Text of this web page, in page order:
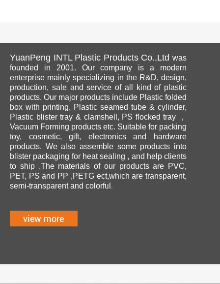
YuanPeng INTL Plastic Products Co.,Ltd was
founded in 2001. Our company is a modern
enterprise mainly specializing in the R&D, design,
production, sale and service of all kind of plastic
products. Our major products include Plastic folded
box with printing, Plastic seamed tube & cylinder,
Plastic blister tray & clamshell, PS flocked tray ，
Vacuum Forming products etc. Suitable for packing
toy, cosmetic, gift, electronics and hardware
products. We also assemble some products into
blister packaging for heat sealing , and help clients
to ship .The materials of our products are PVC,
PET, PS and PP ,PETG ect,which are transparent,
semi-transparent and colorful.